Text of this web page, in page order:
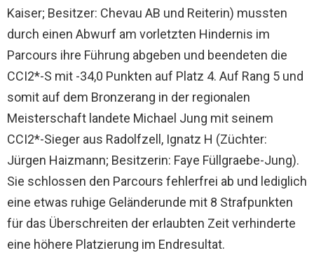
Kaiser; Besitzer: Chevau AB und Reiterin) mussten
durch einen Abwurf am vorletzten Hindernis im
Parcours ihre Führung abgeben und beendeten die
CCI2*-S mit -34,0 Punkten auf Platz 4. Auf Rang 5 und
somit auf dem Bronzerang in der regionalen
Meisterschaft landete Michael Jung mit seinem
CCI2*-Sieger aus Radolfzell, Ignatz H (Züchter:
Jürgen Haizmann; Besitzerin: Faye Füllgraebe-Jung).
Sie schlossen den Parcours fehlerfrei ab und lediglich
eine etwas ruhige Geländerunde mit 8 Strafpunkten
für das Überschreiten der erlaubten Zeit verhinderte
eine höhere Platzierung im Endresultat.